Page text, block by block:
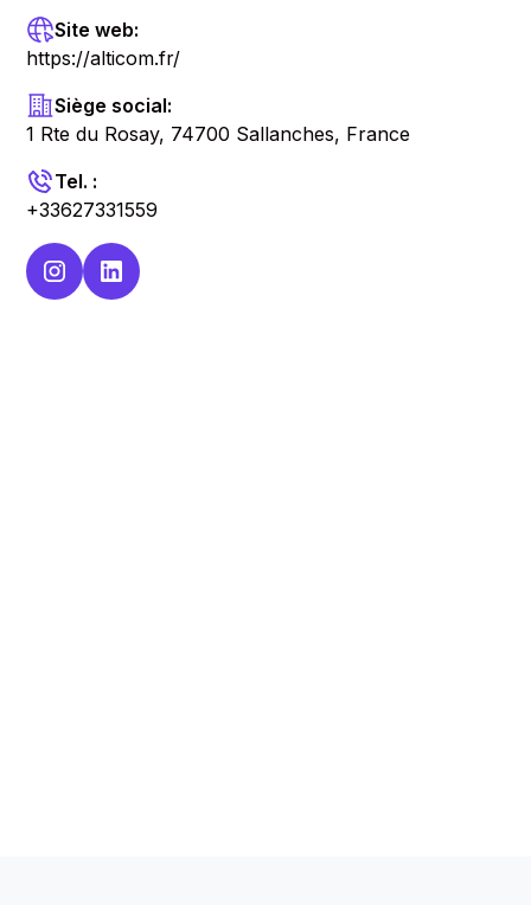
Site web:
https://alticom.fr/
Siège social:
1 Rte du Rosay, 74700 Sallanches, France
Tel. :
+33627331559